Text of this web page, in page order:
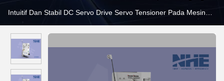
Intuitif Dan Stabil DC Servo Drive Servo Tensioner Pada Mesin